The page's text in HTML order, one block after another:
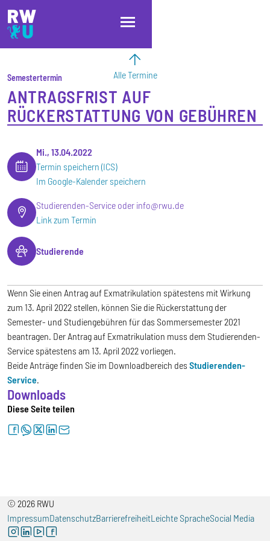
Direkt zum Inhalt
Direkt zur Hauptnavigation
Direkt zum Fußbereich
Alle Termine
Semestertermin
ANTRAGSFRIST AUF
RÜCKERSTATTUNG VON GEBÜHREN
Mi., 13.04.2022
Termin speichern (ICS)
Im Google-Kalender speichern
Studierenden-Service oder info@rwu.de
Link zum Termin
Studierende
Wenn Sie einen Antrag auf Exmatrikulation spätestens mit Wirkung
zum 13. April 2022 stellen, können Sie die Rückerstattung der
Semester- und Studiengebühren für das Sommersemester 2021
beantragen. Der Antrag auf Exmatrikulation muss dem Studierenden-
Service spätestens am 13. April 2022 vorliegen.
Beide Anträge finden Sie im Downloadbereich des Studierenden-
Service.
Downloads
Diese Seite teilen
facebookwhatsapptwitterlinkedinletter
© 2026 RWU
ImpressumDatenschutzBarrierefreiheitLeichte SpracheSocial Media
instagramlinkedinyoutubefacebook